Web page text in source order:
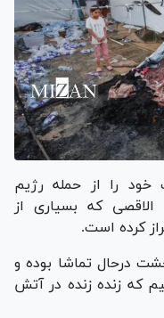
خود را از حمله رژیم
که بسیاری از
کرده است.
درحال تماشا بوده و
که زنده زنده در آتش